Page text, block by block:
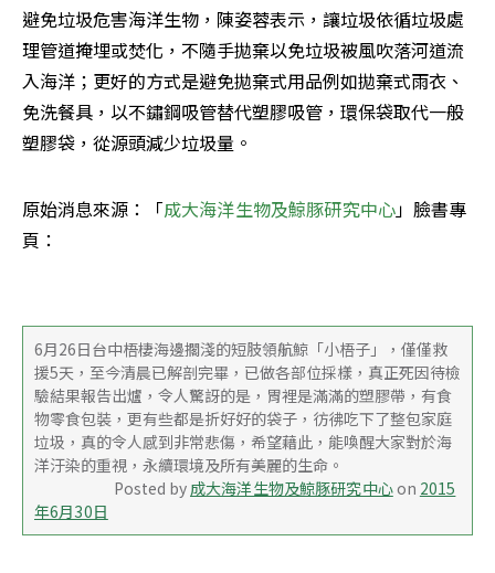
避免垃圾危害海洋生物，陳姿蓉表示，讓垃圾依循垃圾處
理管道掩埋或焚化，不隨手拋棄以免垃圾被風吹落河道流
入海洋；更好的方式是避免拋棄式用品例如拋棄式雨衣、
免洗餐具，以不鏽鋼吸管替代塑膠吸管，環保袋取代一般
塑膠袋，從源頭減少垃圾量。
原始消息來源：「成大海洋生物及鯨豚研究中心」臉書專
頁：
6月26日台中梧棲海邊擱淺的短肢領航鯨「小梧子」，僅僅救
援5天，至今清晨已解剖完畢，已做各部位採樣，真正死因待檢
驗結果報告出爐，令人驚訝的是，胃裡是滿滿的塑膠帶，有食
物零食包裝，更有些都是折好好的袋子，彷彿吃下了整包家庭
垃圾，真的令人感到非常悲傷，希望藉此，能喚醒大家對於海
洋汙染的重視，永續環境及所有美麗的生命。
			Posted by
成大海洋生物及鯨豚研究中心 on 2015
年6月30日